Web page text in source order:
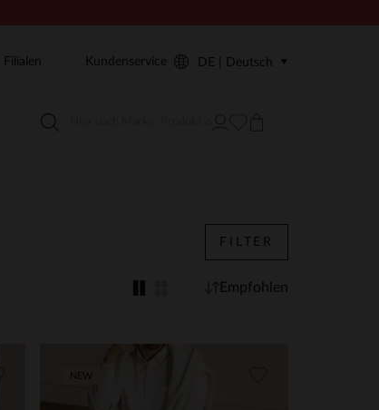
Filialen Kundenservice DE | Deutsch
FILTER
Empfohlen